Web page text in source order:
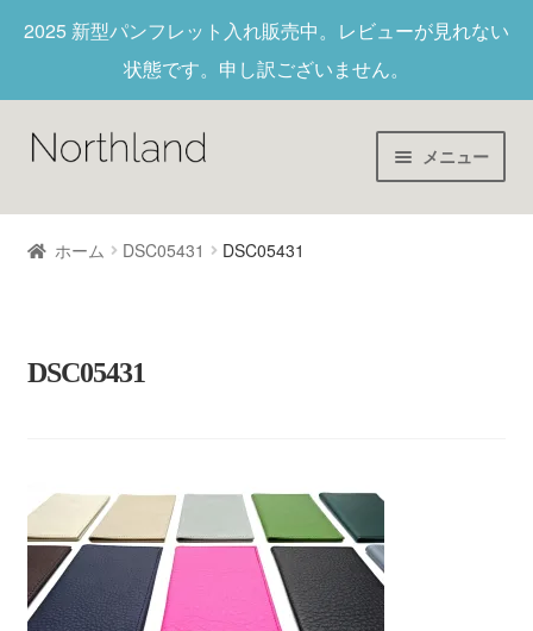
2025 新型パンフレット入れ販売中。レビューが見れない
状態です。申し訳ございません。
メニュー
Home
ヌメ革
アウトレット
聖書カバー
ホーム DSC05431 DSC05431
DSC05431